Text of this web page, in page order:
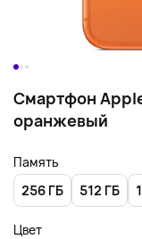
Смартфон
оранжевый
Память
256 ГБ
512 ГБ
Цвет